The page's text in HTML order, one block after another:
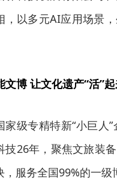
，以多元AI应用场景
文博 让文化遗产“活”
家级专精特新“小巨人
技26年，聚焦文旅装
，服务全国99%的一级